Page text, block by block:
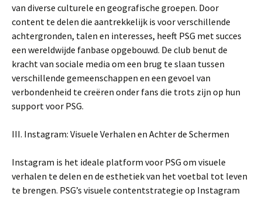
van diverse culturele en geografische groepen. Door
content te delen die aantrekkelijk is voor verschillende
achtergronden, talen en interesses, heeft PSG met succes
een wereldwijde fanbase opgebouwd. De club benut de
kracht van sociale media om een brug te slaan tussen
verschillende gemeenschappen en een gevoel van
verbondenheid te creëren onder fans die trots zijn op hun
support voor PSG.
III. Instagram: Visuele Verhalen en Achter de Schermen
Instagram is het ideale platform voor PSG om visuele
verhalen te delen en de esthetiek van het voetbal tot leven
te brengen. PSG’s visuele contentstrategie op Instagram